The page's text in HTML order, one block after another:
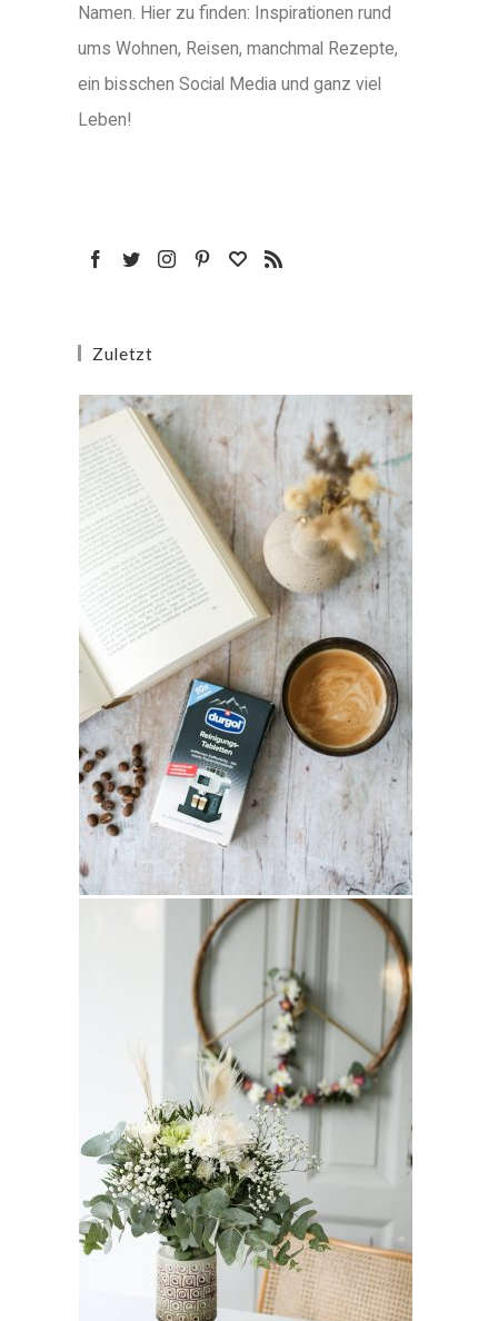
Namen. Hier zu finden: Inspirationen rund
ums Wohnen, Reisen, manchmal Rezepte,
ein bisschen Social Media und ganz viel
Leben!
Zuletzt